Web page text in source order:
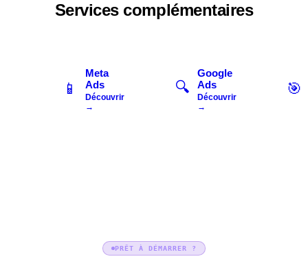
Services complémentaires
📱
Meta
Ads
Découvrir
→
🔍
Google
Ads
Découvrir
→
🎯
PRÊT À DÉMARRER ?